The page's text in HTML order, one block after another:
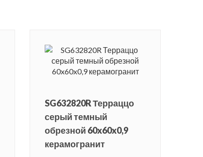
SG632820R Терраццо
серый темный
обрезной 60x60x0,9
керамогранит